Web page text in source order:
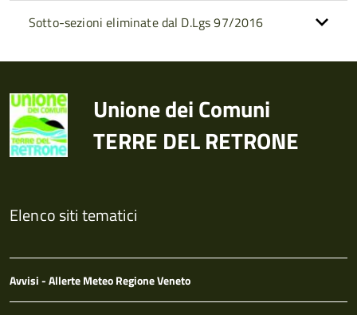
Sotto-sezioni eliminate dal D.Lgs 97/2016
Unione dei Comuni
TERRE DEL RETRONE
Elenco siti tematici
Avvisi - Allerte Meteo Regione Veneto